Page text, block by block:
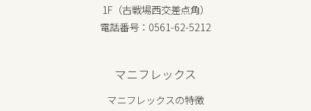
1F（古戦場西交差点角）
電話番号：0561-62-5212
マニフレックス
マニフレックスの特徴